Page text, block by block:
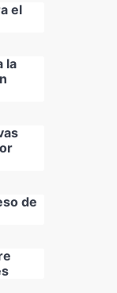
el
la
de